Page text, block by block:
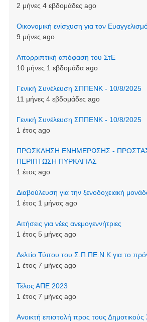
2 μήνες 4 εβδομάδες ago
Οικονομική ενίσχυση για τον
9 μήνες ago
Απορριπτική απόφαση του ΣτΕ
10 μήνες 1 εβδομάδα ago
Γενική Συνέλευση ΣΠΠΕΝΚ - 10/8/2025
11 μήνες 4 εβδομάδες ago
Γενική Συνέλευση ΣΠΠΕΝΚ - 10/8/2025
1 έτος ago
ΠΡΟΣΚΛΗΣΗ ΕΝΗΜΕΡΩΣΗΣ -
ΠΕΡΙΠΤΩΣΗ ΠΥΡΚΑΓΙΑΣ
1 έτος ago
Διαβούλευση για την ξενοδοχειακή
1 έτος 1 μήνας ago
Αιτήσεις για νέες ανεμογεννήτριες
1 έτος 5 μήνες ago
Δελτίο Τύπου του Σ.Π.ΠΕ.Ν.Κ για το
1 έτος 7 μήνες ago
Τέλος ΑΠΕ 2023
1 έτος 7 μήνες ago
Ανοικτή επιστολή προς τους